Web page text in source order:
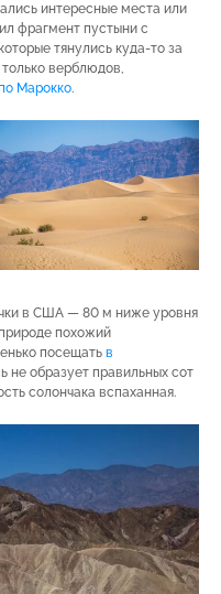
интересные места или
фрагмент пустыни с
тянулись куда-то за
только верблюдов,
Марокко.
в США — 80 м ниже уровня
похожий
посещать в
не образует правильных сот
солончака вспаханная.